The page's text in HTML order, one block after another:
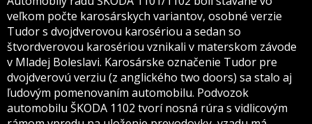
veľkom počte karosárskych variantov, osobné verzie
Tudor s dvojdverovou karosériou a sedan so
štvordverovou karosériou vznikali v materskom závode
v Mladej Boleslavi. Karosárske označenie Tudor pre
dvojdverovú verziu (z anglického two doors) sa stalo aj
ľudovým pomenovaním automobilu. Podvozok
automobilu ŠKODA 1102 tvorí nosná rúra s vidlicovým